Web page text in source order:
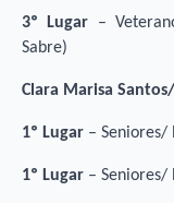
3º Lugar –
Sabre)
Clara Marisa
1º Lugar – Seniores/
1º Lugar – Seniores/